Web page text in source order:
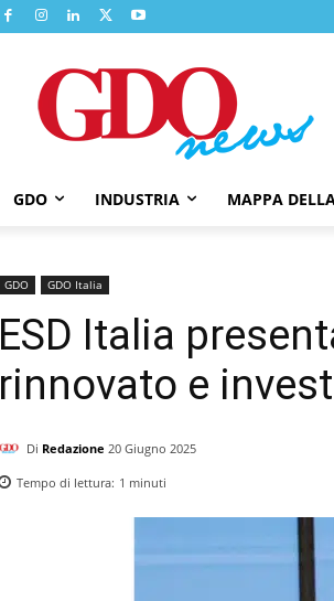
GDO INDUSTRIA MAPPA
GDO GDO Italia
ESD Italia
rinnovato e
Di Redazione 20 Giugno 2025
Tempo di lettura: 1 minuti